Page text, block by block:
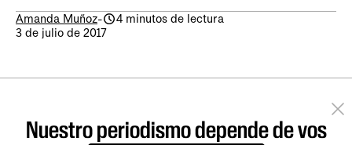
Amanda Muñoz-
4 minutos de lectura
3 de julio de 2017
Nuestro periodismo depende de vos